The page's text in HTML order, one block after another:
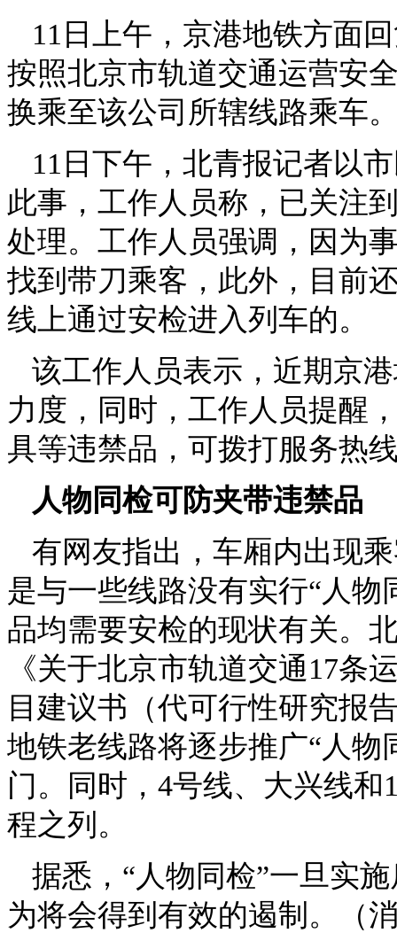
11日上午，京港地铁方面
按照北京市轨道交通运营安
换乘至该公司所辖线路乘车
11日下午，北青报记者以
此事，工作人员称，已关注
处理。工作人员强调，因为
找到带刀乘客，此外，目前
线上通过安检进入列车的。
该工作人员表示，近期京
力度，同时，工作人员提醒
具等违禁品，可拨打服务热
人物同检可防夹带违禁品
有网友指出，车厢内出现
是与一些线路没有实行“人
品均需要安检的现状有关。
《关于北京市轨道交通17条
目建议书（代可行性研究报
地铁老线路将逐步推广“人物
门。同时，4号线、大兴线和
程之列。
据悉，“人物同检”一旦实
为将会得到有效的遏制。（